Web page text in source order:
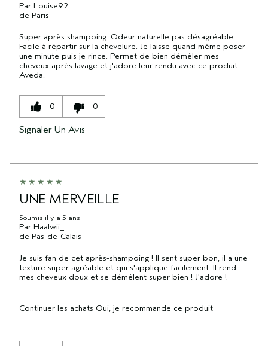
Par Louise92
de Paris
Super après shampoing. Odeur naturelle pas désagréable.
Facile à répartir sur la chevelure. Je laisse quand même poser
une minute puis je rince. Permet de bien démêler mes
cheveux après lavage et j'adore leur rendu avec ce produit
Aveda.
0 0
Signaler Un Avis
UNE MERVEILLE
Soumis il y a 5 ans
Par Haalwii_
de Pas-de-Calais
Je suis fan de cet après-shampoing ! Il sent super bon, il a une
texture super agréable et qui s'applique facilement. Il rend
mes cheveux doux et se démêlent super bien ! J'adore !
Continuer les achats Oui, je recommande ce produit